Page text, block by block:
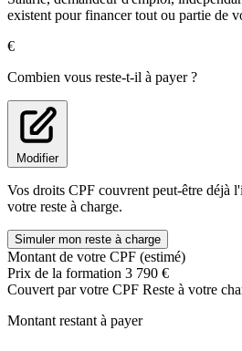
1.Réaliser une veille juridique
4.Concevoir des supports de
existent pour financer tout ou partie de
€
Combien vous reste-t-il à payer ?
Modifier
Vos droits CPF couvrent peut-être déjà
votre reste à charge.
Simuler mon reste à charge
Montant de votre CPF (estimé)
Prix de la formation 3 790 €
Couvert par votre CPF Reste à votre
Montant restant à payer